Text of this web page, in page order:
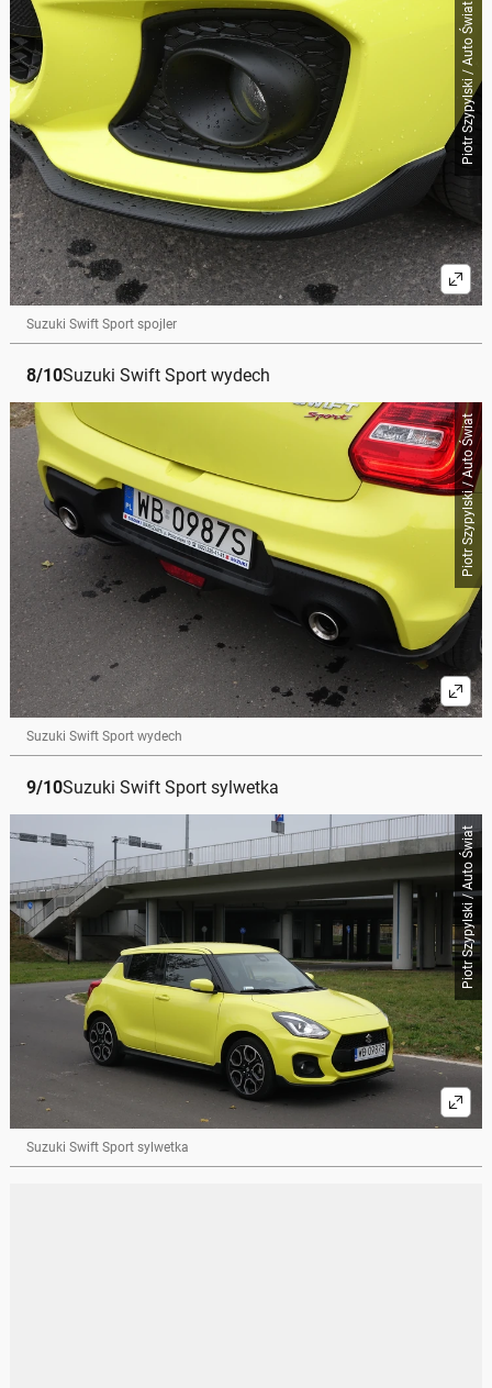
Piotr Szypylski / Auto Świat
Suzuki Swift Sport spojler
8/10Suzuki Swift Sport wydech
Piotr Szypylski / Auto Świat
Suzuki Swift Sport wydech
9/10Suzuki Swift Sport sylwetka
Piotr Szypylski / Auto Świat
Suzuki Swift Sport sylwetka